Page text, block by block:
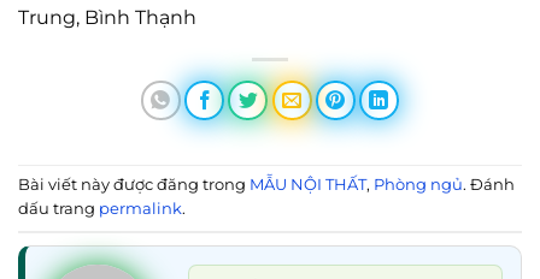
Trung, Bình Thạnh
Bài viết này được đăng trong MẪU NỘI THẤT, Phòng ngủ. Đánh
dấu trang permalink.